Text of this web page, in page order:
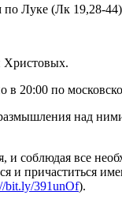
Луке (Лк
Христовых.
в 20:00 по
размышления
и соблюдая все
и причаститься
bit.ly/391unOf).